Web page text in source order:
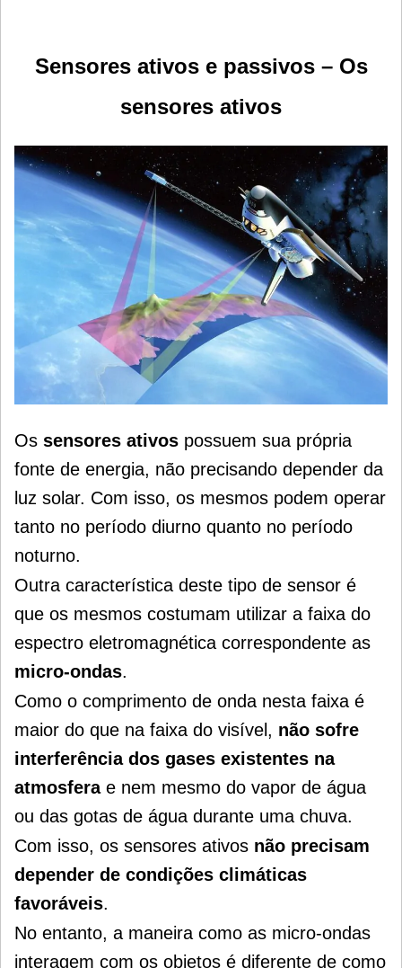
Sensores ativos e passivos – Os
sensores ativos
Os sensores ativos possuem sua própria
fonte de energia, não precisando depender da
luz solar. Com isso, os mesmos podem operar
tanto no período diurno quanto no período
noturno.
Outra característica deste tipo de sensor é
que os mesmos costumam utilizar a faixa do
espectro eletromagnética correspondente as
micro-ondas.
Como o comprimento de onda nesta faixa é
maior do que na faixa do visível, não sofre
interferência dos gases existentes na
atmosferae nem mesmo do vapor de água
ou das gotas de água durante uma chuva.
Com isso, os sensores ativos não precisam
depender de condições climáticas
favoráveis.
No entanto, a maneira como as micro-ondas
interagem com os objetos é diferente de como